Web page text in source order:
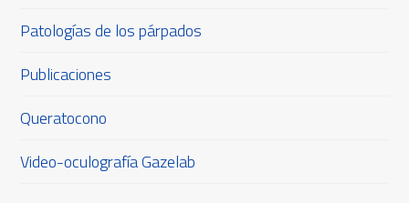
Patologías de los párpados
Publicaciones
Queratocono
Video-oculografía Gazelab